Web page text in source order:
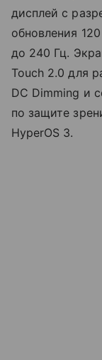
дисплей с
обновления
до 240 Гц.
Touch 2.0 для
DC Dimming и
по защите
HyperOS 3.